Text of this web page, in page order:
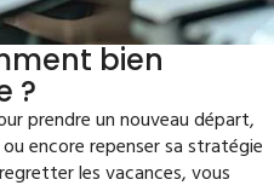
bien
?
prendre un nouveau départ,
encore repenser sa stratégie
les vacances, vous